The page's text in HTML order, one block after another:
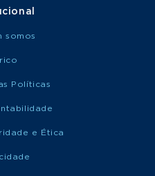
somos
Políticas
e Ética